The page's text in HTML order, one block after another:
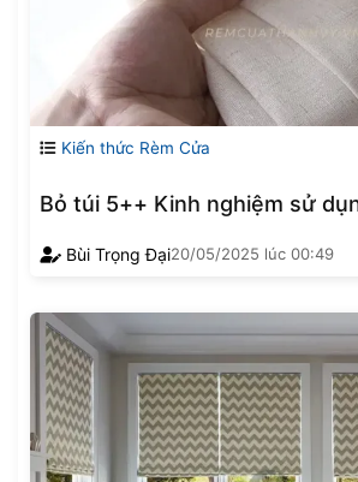
Kiến thức Rèm Cửa
Bỏ túi 5++ Kinh nghiệm sử
Bùi Trọng Đại20/05/2025 lúc 00:49